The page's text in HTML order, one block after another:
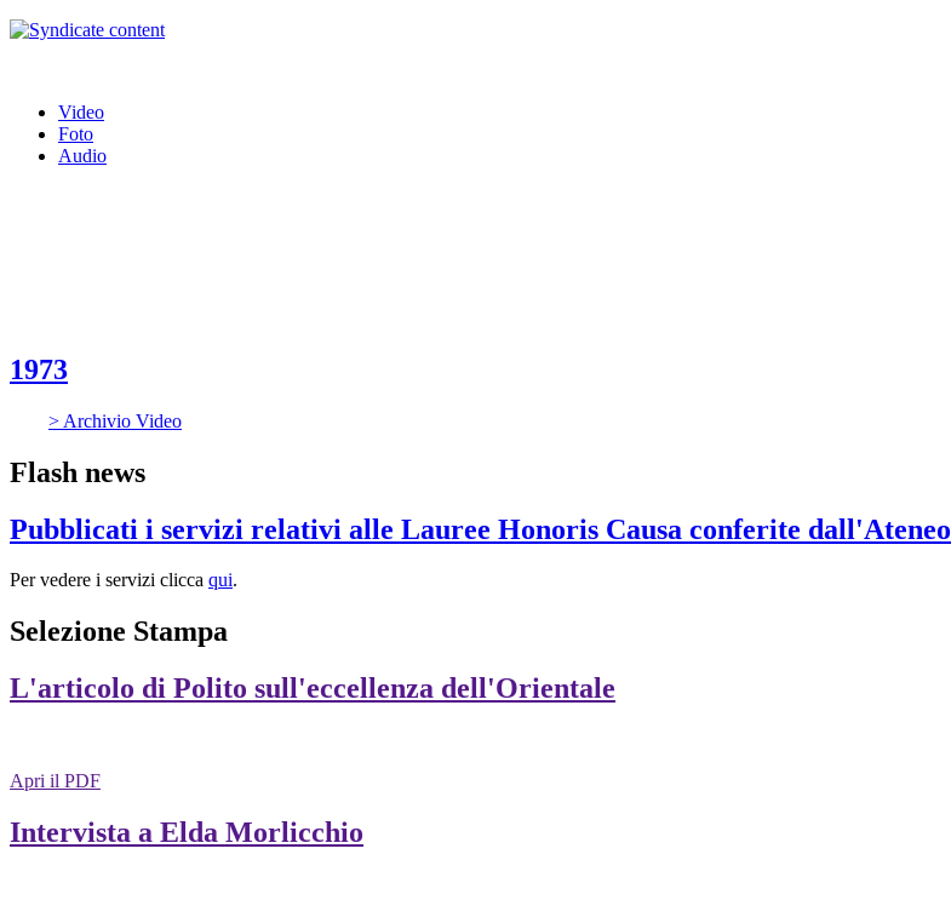
Video
Foto
Audio
1973
> Archivio Video
Flash news
Pubblicati i servizi relativi alle Lauree Honoris Causa conferite dall'Ateneo
Per vedere i servizi clicca qui.
Selezione Stampa
L'articolo di Polito sull'eccellenza dell'Orientale
Apri il PDF
Intervista a Elda Morlicchio